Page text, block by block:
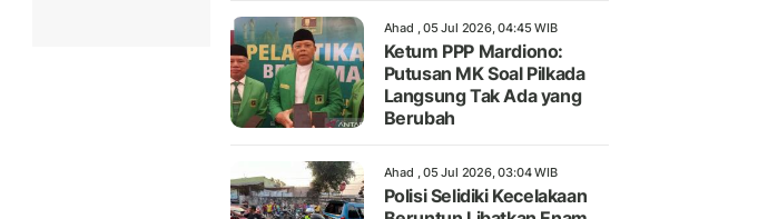
Ahad , 05 Jul 2026, 04:45 WIB
Ketum PPP Mardiono:
Putusan MK Soal Pilkada
Langsung Tak Ada yang
Berubah
Ahad , 05 Jul 2026, 03:04 WIB
Polisi Selidiki Kecelakaan